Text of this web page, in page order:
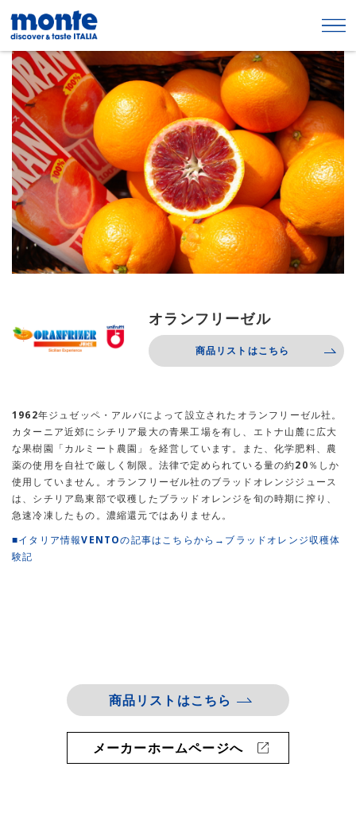
オランフリーゼル
商品リストはこちら
1962年ジュゼッペ・アルバによって設立されたオランフリーゼル社。
カターニア近郊にシチリア最大の青果工場を有し、エトナ山麓に広大
な果樹園「カルミート農園」を経営しています。また、化学肥料、農
薬の使用を自社で厳しく制限。法律で定められている量の約20％しか
使用していません。オランフリーゼル社のブラッドオレンジジュース
は、シチリア島東部で収穫したブラッドオレンジを旬の時期に搾り、
急速冷凍したもの。濃縮還元ではありません。
■イタリア情報VENTOの記事はこちらから→ブラッドオレンジ収穫体
験記
商品リストはこちら
メーカーホームページへ